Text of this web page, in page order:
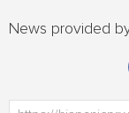
News provided